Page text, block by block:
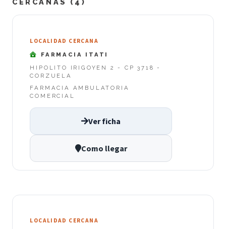
LOCALIDAD CERCANA
FARMACIA ITATI
HIPOLITO IRIGOYEN 2 - CP 3718 -
CORZUELA
FARMACIA AMBULATORIA
COMERCIAL
Ver ficha
Como llegar
LOCALIDAD CERCANA